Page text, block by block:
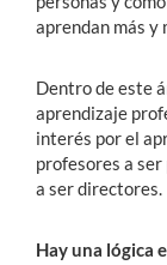
aprendan más y
Dentro de este
aprendizaje
interés por el
profesores a
a ser directores.
Hay una lógica